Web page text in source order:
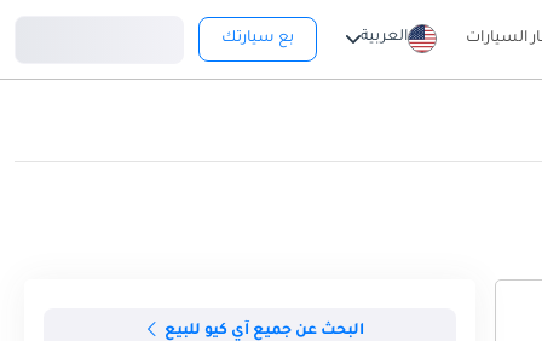
السيارات العربية بع سيارتك
البحث عن جميع آي كيو للبيع